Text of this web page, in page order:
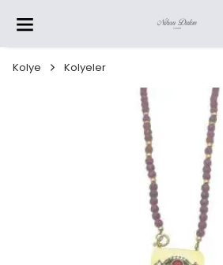
Kolye Kolyeler